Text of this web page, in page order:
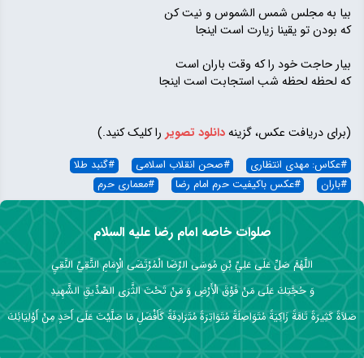
بیا به مجلس شمس الشموس و نیت کن
که بودن تو یقینا زیارت است اینجا
بیار حاجت خود را که وقت باران است
که لحظه لحظه شب استجابت است اینجا
(برای دریافت عکس، گزینهدانلود تصویر را کلیک کنید.)
#عکاس: مهدی انتظاری #صحن انقلاب اسلامی #گنبد طلا
#باران #عکس باکیفیت حرم امام رضا #معماری حرم
صلوات خاصه امام رضا علیه السلام
اللَّهُمَّ صَلِّ عَلَى عَلِيِّ بْنِ مُوسَى الرِّضَا الْمُرْتَضَى الْإِمَامِ التَّقِيِّ النَّقِيِ
وَ حُجَّتِكَ عَلَى مَنْ فَوْقَ الْأَرْضِ وَ مَنْ تَحْتَ الثَّرَى الصِّدِّيقِ الشَّهِيدِ
صَلاَةً كَثِيرَةً تَامَّةً زَاكِيَةً مُتَوَاصِلَةً مُتَوَاتِرَةً مُتَرَادِفَةً كَأَفْضَلِ مَا صَلَّيْتَ عَلَى أَحَدٍ مِنْ أَوْلِيَائِكَ